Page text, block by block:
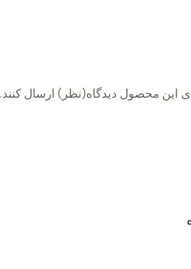
این محصول دیدگاه(نظر) ارسال کنند.